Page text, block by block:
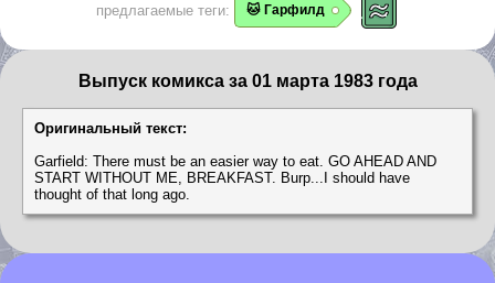
предлагаемые теги: 🐱 Гарфилд
Выпуск комикса за 01 марта 1983 года
Оригинальный текст:
Garfield: There must be an easier way to eat. GO AHEAD AND
START WITHOUT ME, BREAKFAST. Burp...I should have
thought of that long ago.